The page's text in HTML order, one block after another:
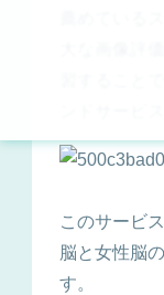
薦めている
大な画像評
習すること
このサービ
脳と女性脳
す。